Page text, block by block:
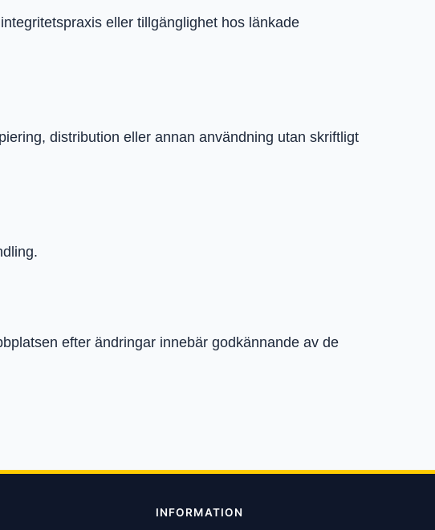
eller tillgänglighet hos länkade
distribution eller annan användning utan skriftligt
efter ändringar innebär godkännande av de
INFORMATION